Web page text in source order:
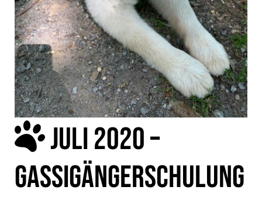
JULI 2020 –
GASSIGÄNGERSCHULUNG